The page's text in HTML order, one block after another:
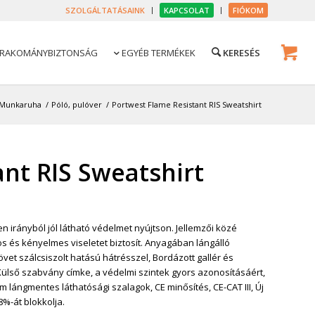
SZOLGÁLTATÁSAINK KAPCSOLAT FIÓKOM
RAKOMÁNYBIZTONSÁG  EGYÉB TERMÉKEK
Munkaruha / Póló, pulóver / Portwest Flame Resistant RIS Sweatshirt
RIS Sweatshirt
irányból jól látható védelmet nyújtson. Jellemzői közé
és kényelmes viseletet biztosít. Anyagában lángálló
szálcsiszolt hatású hátrésszel, Bordázott gallér és
szabvány címke, a védelmi szintek gyors azonosításáért,
láthatósági szalagok, CE minősítés, CE-CAT III, Új
át blokkolja.